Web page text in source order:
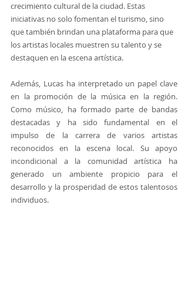
crecimiento cultural de la ciudad. Estas
iniciativas no solo fomentan el turismo, sino
que también brindan una plataforma para que
los artistas locales muestren su talento y se
destaquen en la escena artística.
Además, Lucas ha interpretado un papel clave
en la promoción de la música en la región.
Como músico, ha formado parte de bandas
destacadas y ha sido fundamental en el
impulso de la carrera de varios artistas
reconocidos en la escena local. Su apoyo
incondicional a la comunidad artística ha
generado un ambiente propicio para el
desarrollo y la prosperidad de estos talentosos
individuos.